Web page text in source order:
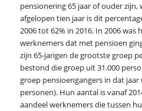
pensionering 65 jaar of ouder
afgelopen tien jaar is dit
2006 tot 62% in 2016. In 2006 was
werknemers dat met pensioen
zijn 65-jarigen de grootste groep
bestond die groep uit 31.000
groep pensioengangers in dat jaar
personen). Hun aantal is vanaf
aandeel werknemers die tussen